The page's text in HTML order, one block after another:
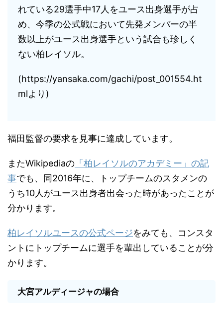
れている29選手中17人をユース出身選手が占
め、今季の公式戦において先発メンバーの半
数以上がユース出身選手という試合も珍しく
ない柏レイソル。
(https://yansaka.com/gachi/post_001554.ht
mlより)
福田監督の要求を見事に達成しています。
またWikipediaの 「柏レイソルのアカデミー」の記
事でも、同2016年に、トップチームのスタメンの
うち10人がユース出身者出会った時があったことが
分かります。
柏レイソルユースの公式ページをみても、コンスタ
ントにトップチームに選手を輩出していることが分
かります。
大宮アルディージャの場合